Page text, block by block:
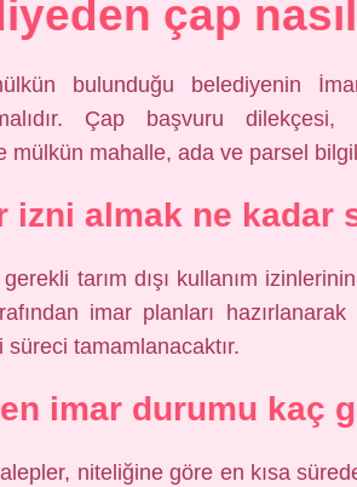
çap nasıl
bulunduğu belediyenin
Çap başvuru
mülkün mahalle, ada ve parsel
izni almak ne kadar
tarım dışı kullanım izinlerinin
imar planları
tamamlanacaktır.
imar durumu kaç
niteliğine göre en kısa